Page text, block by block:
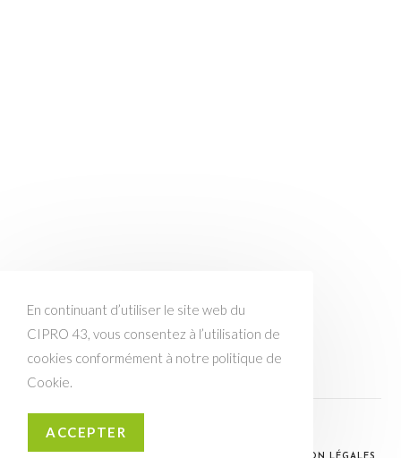
En continuant d’utiliser le site web du
CIPRO 43, vous consentez à l’utilisation de
cookies conformément à notre politique de
Cookie.
ACCEPTER